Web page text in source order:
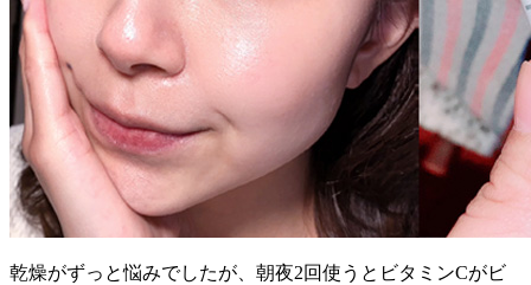
乾燥がずっと悩みでしたが、朝夜2回使うとビタミンCがビ